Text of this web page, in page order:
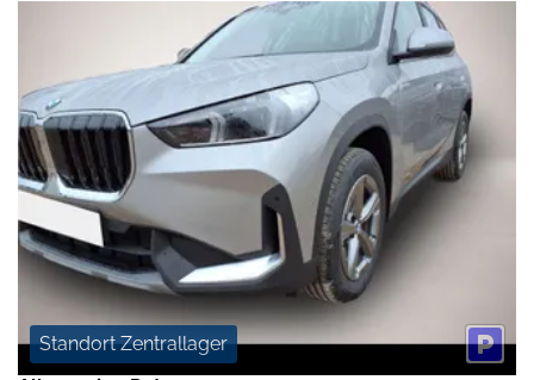
Standort Zentrallager